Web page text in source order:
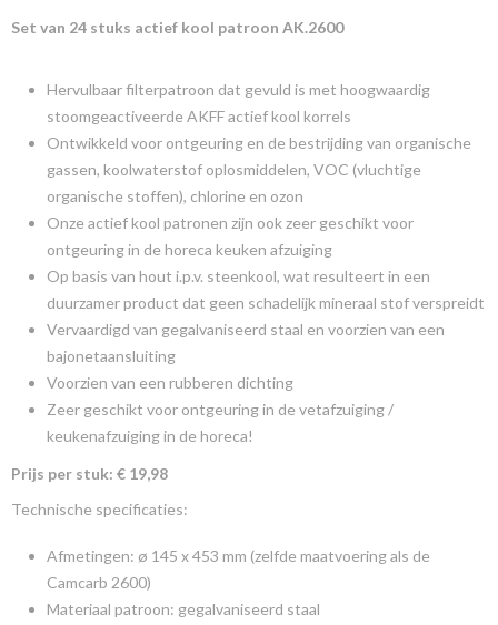
Set van 24 stuks actief kool patroon AK.2600
Hervulbaar filterpatroon dat gevuld is met hoogwaardig
stoomgeactiveerde AKFF actief kool korrels
Ontwikkeld voor ontgeuring en de bestrijding van organische
gassen, koolwaterstof oplosmiddelen, VOC (vluchtige
organische stoffen), chlorine en ozon
Onze actief kool patronen zijn ook zeer geschikt voor
ontgeuring in de horeca keuken afzuiging
Op basis van hout i.p.v. steenkool, wat resulteert in een
duurzamer product dat geen schadelijk mineraal stof verspreidt
Vervaardigd van gegalvaniseerd staal en voorzien van een
bajonetaansluiting
Voorzien van een rubberen dichting
Zeer geschikt voor ontgeuring in de vetafzuiging /
keukenafzuiging in de horeca!
Prijs per stuk: € 19,98
Technische specificaties:
Afmetingen: ø 145 x 453 mm (zelfde maatvoering als de
Camcarb 2600)
Materiaal patroon: gegalvaniseerd staal